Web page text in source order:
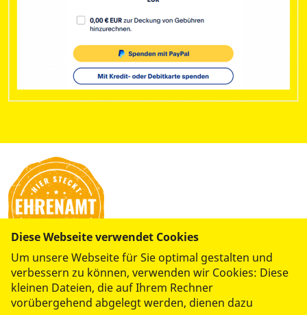
Diese Webseite verwendet Cookies
Um unsere Webseite für Sie optimal gestalten und
verbessern zu können, verwenden wir Cookies: Diese
kleinen Dateien, die auf Ihrem Rechner
vorübergehend abgelegt werden, dienen dazu